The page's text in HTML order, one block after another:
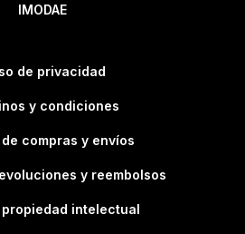
IMODAE
de privacidad
y condiciones
compras y envíos
y reembolsos
propiedad intelectual